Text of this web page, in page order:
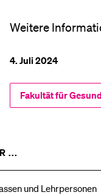
Weitere
4. Juli 2024
Fakultät für
...
%1$S
UNTERMENÜ
und Lehrpersonen